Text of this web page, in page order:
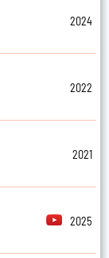
2024
2022
2021
2025